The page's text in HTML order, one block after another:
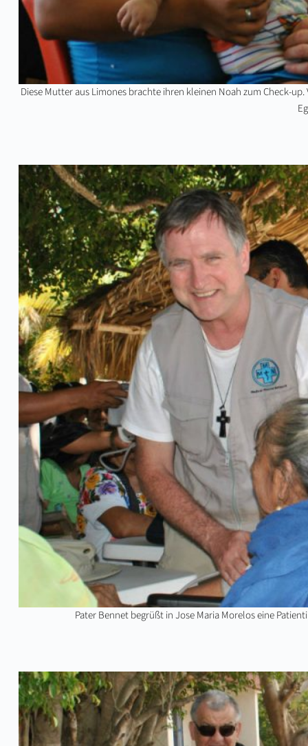
Diese Mutter aus Limones brachte ihren kleinen Noah zum Check-
Pater Bennet begrüßt in Jose Maria Morelos eine